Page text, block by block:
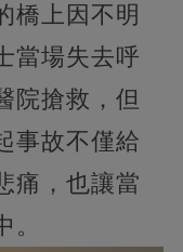
橋上因不明
當場失去呼
院搶救，但
事故不僅給
痛，也讓當